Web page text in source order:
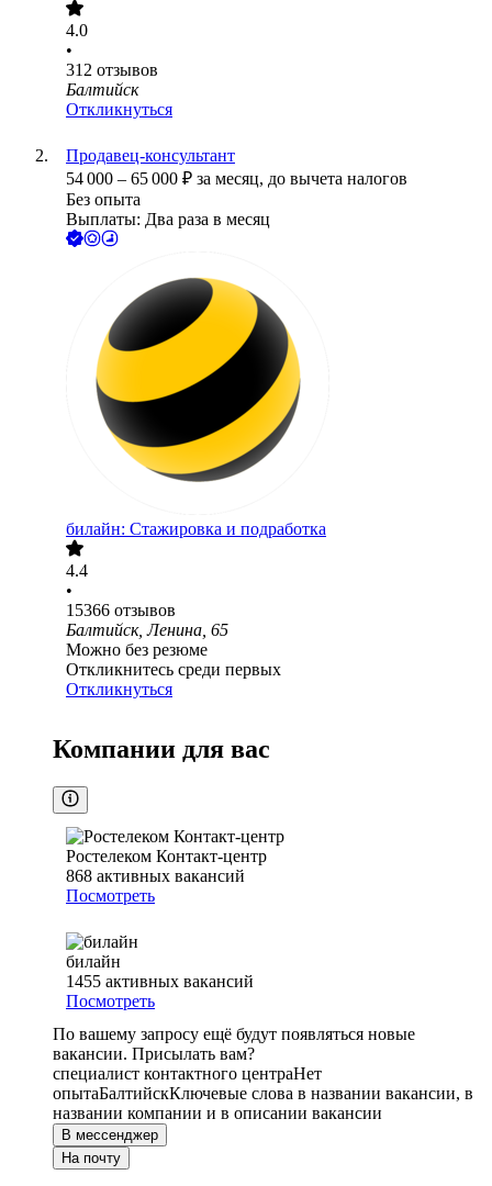
4.0
•
312 отзывов
Балтийск
Откликнуться
Продавец-консультант
54 000 – 65 000 ₽ за месяц, до вычета налогов
Без опыта
Выплаты: Два раза в месяц
билайн: Стажировка и подработка
4.4
•
15366 отзывов
Балтийск, Ленина, 65
Можно без резюме
Откликнитесь среди первых
Откликнуться
Компании для вас
Ростелеком Контакт-центр
868 активных вакансий
Посмотреть
билайн
1455 активных вакансий
Посмотреть
По вашему запросу ещё будут появляться новые
вакансии. Присылать вам?
специалист контактного центраНет
опытаБалтийскКлючевые слова в названии вакансии, в
названии компании и в описании вакансии
В мессенджер
На почту